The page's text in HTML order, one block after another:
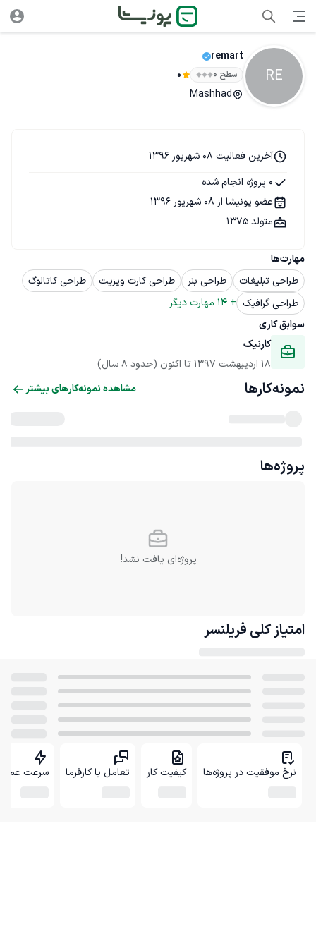
RE
remart
سطح ۰ 0
Mashhad
مهارت‌ها
طراحی تبلیغات
طراحی بنر طراحی کارت ویزیت
طراحی کاتالوگ
طراحی گرافیک +
14 مهارت دیگر
سوابق کاری
کارنیک
18 اردیبهشت 1397
تا اکنون (حدود 8 سال)
آخرین فعالیت 08 شهریور 1396
0 پروژه انجام شده
عضو پونیشا از 08 شهریور 1396
متولد 1375
نمونه‌کارها مشاهده نمونه‌کارهای بیشتر
پروژه‌ها
پروژه‌ای یافت نشد!
امتیاز کلی فریلنسر
نرخ موفقیت در پروژه‌ها کیفیت کار تعامل با کارفرما سرعت عمل